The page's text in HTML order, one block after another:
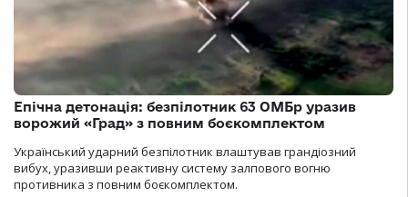
Епічна детонація: безпілотник 63 ОМБр уразив
ворожий «Град» з повним боєкомплектом
Український ударний безпілотник влаштував грандіозний
вибух, уразивши реактивну систему залпового вогню
противника з повним боєкомплектом.